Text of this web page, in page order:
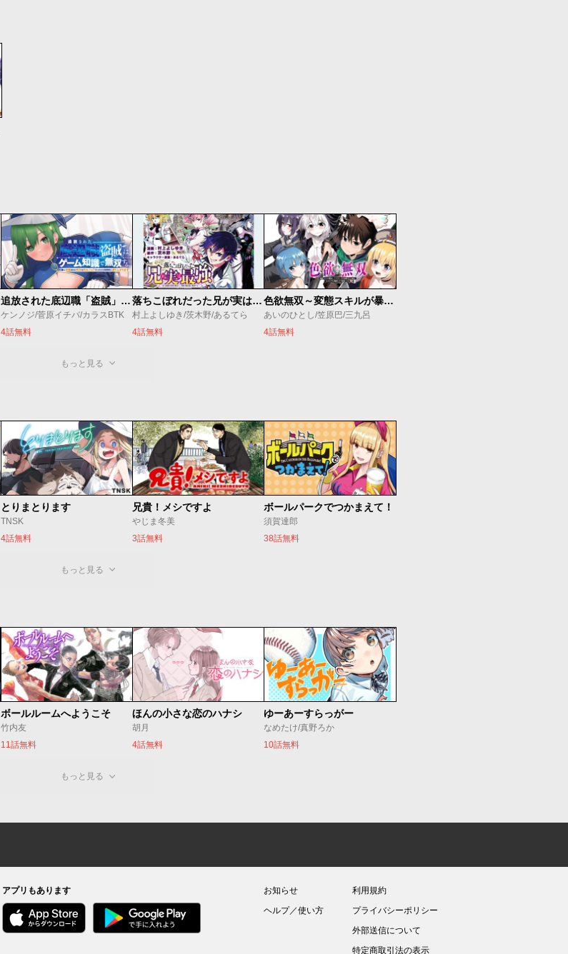
追放された底辺職「盗賊」はゲーム知識で無双する。一緒に召喚された先生も外れジョブだったけど効率的に成り上がります
ケンノジ/菅原イチバ/カラスBTK
4話無料
落ちこぼれだった兄が実は最強 ～史上最強の勇者は転生し、学園で無自覚に無双する～
村上よしゆき/茨木野/あるてら
4話無料
色欲無双～変態スキルが暴走してヤリサーから追放された俺は、はからずも淫靡な力で最強になる～
あいのひとし/笠原巴/三九呂
4話無料
もっと見る
とりまとります
TNSK
4話無料
兄貴！メシですよ
やじま冬美
3話無料
ボールパークでつかまえて！
須賀達郎
38話無料
もっと見る
ボールルームへようこそ
竹内友
11話無料
ほんの小さな恋のハナシ
胡月
4話無料
ゆーあーすらっがー
なめたけ/真野ろか
10話無料
もっと見る
アプリもあります
お知らせ
ヘルプ／使い方
利用規約
プライバシーポリシー
外部送信について
特定商取引法の表示